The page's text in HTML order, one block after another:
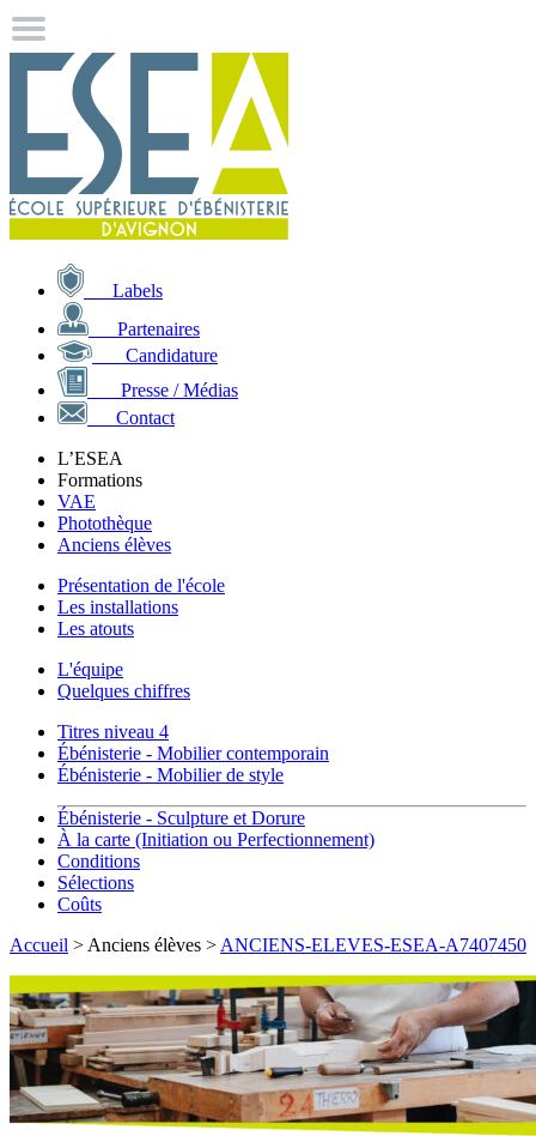
Labels
Partenaires
Candidature
Presse / Médias
Contact
L’ESEA
Formations
VAE
Photothèque
Anciens élèves
Présentation de l'école
Les installations
Les atouts
L'équipe
Quelques chiffres
Titres niveau 4
Ébénisterie - Mobilier contemporain
Ébénisterie - Mobilier de style
Ébénisterie - Sculpture et Dorure
À la carte (Initiation ou Perfectionnement)
Conditions
Sélections
Coûts
Accueil > Anciens élèves > ANCIENS-ELEVES-ESEA-A7407450